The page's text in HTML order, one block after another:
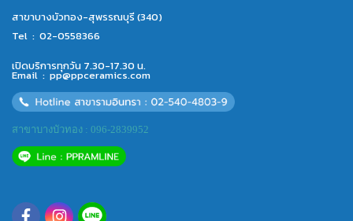
สาขาบางบัวทอง-สุพรรณบุรี (340)
Tel : 02-0558366
เปิดบริการทุกวัน 7.30-17.30 น.
Email : pp@ppceramics.com
สาขาบางบัวทอง : 096-2839952